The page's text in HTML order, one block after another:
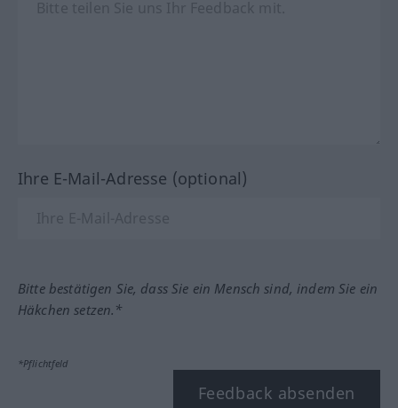
Ihre E-Mail-Adresse (optional)
Bitte bestätigen Sie, dass Sie ein Mensch sind, indem Sie ein
Häkchen setzen.*
*Pflichtfeld
Feedback absenden